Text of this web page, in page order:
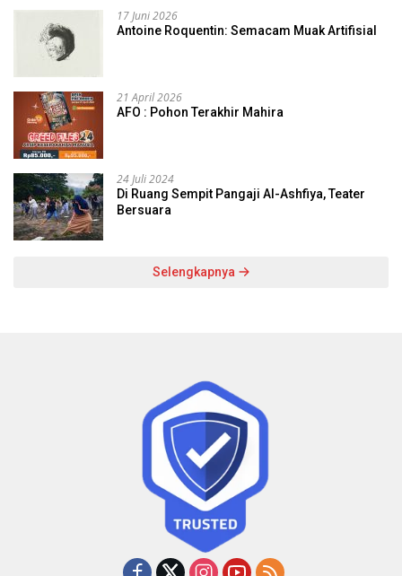
17 Juni 2026
Antoine Roquentin: Semacam Muak Artifisial
21 April 2026
AFO : Pohon Terakhir Mahira
24 Juli 2024
Di Ruang Sempit Pangaji Al-Ashfiya, Teater
Bersuara
Selengkapnya